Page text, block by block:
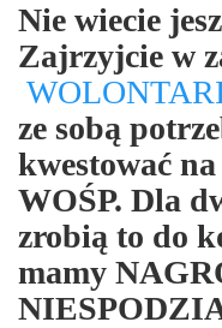
Nie wiecie
Zajrzyjcie w
ze sobą
kwestować
WOŚP. Dla
zrobią to do
mamy